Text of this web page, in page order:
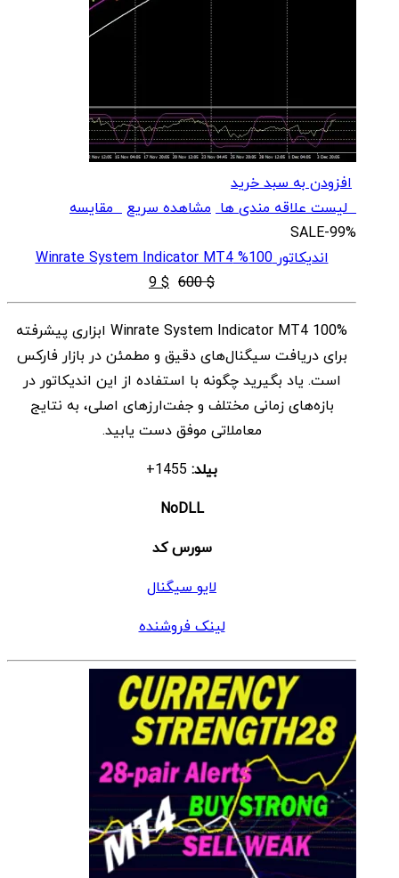
افزودن به سبد خرید
لیست علاقه مندی ها مشاهده سریعمقایسه
SALE-99%
اندیکاتور 100% Winrate System Indicator MT4
$
600
قیمت
اصلی
$ 600
بود.
$
9 قیمت
فعلی
$ 9
است.
100% Winrate System Indicator MT4 ابزاری پیشرفته
برای دریافت سیگنال‌های دقیق و مطمئن در بازار فارکس
است. یاد بگیرید چگونه با استفاده از این اندیکاتور در
بازه‌های زمانی مختلف و جفت‌ارزهای اصلی، به نتایج
معاملاتی موفق دست یابید.
بیلد:
NoDLL
سورس کد
لایو سیگنال
لینک فروشنده